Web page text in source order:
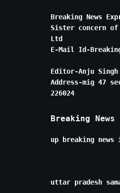
Breaking News
Sister concern
Ltd
E-Mail Id-
Editor-Anju Singh
Address-mig 47
226024
Breaking News
up breaking
uttar pradesh